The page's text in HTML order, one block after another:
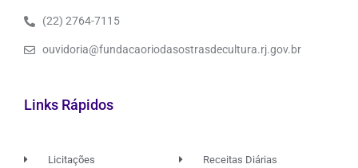
(22) 2764-7115
ouvidoria@fundacaoriodasostrasdecultura.rj.gov.br
Links Rápidos
Licitações Receitas Diárias